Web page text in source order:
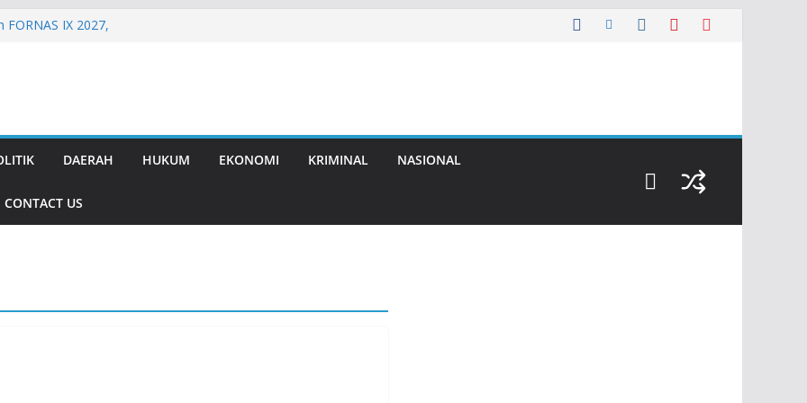
IX 2027,
Resmikan
DAERAH HUKUM EKONOMI KRIMINAL NASIONAL
CONTACT US